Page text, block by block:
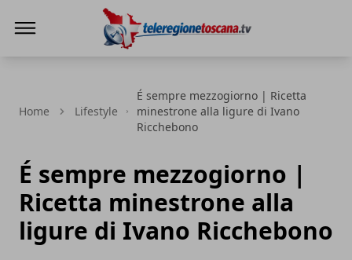
Home Lifestyle
É sempre mezzogiorno | Ricetta
minestrone alla ligure di Ivano
Ricchebono
É sempre mezzogiorno |
Ricetta minestrone alla
ligure di Ivano Ricchebono